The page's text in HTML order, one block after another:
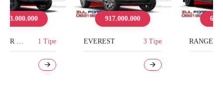
917.000.000
EVEREST 3 Tipe
617.000.000
RANGER 3 Tipe